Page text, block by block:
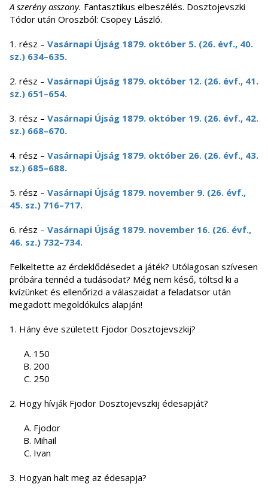
A szerény asszony. Fantasztikus elbeszélés. Dosztojevszki
Tódor után Oroszból: Csopey László.
1. rész – Vasárnapi Újság 1879. október 5. (26. évf., 40.
sz.) 634–635.
2. rész – Vasárnapi Újság 1879. október 12. (26. évf., 41.
sz.) 651–654.
3. rész – Vasárnapi Újság 1879. október 19. (26. évf., 42.
sz.) 668–670.
4. rész – Vasárnapi Újság 1879. október 26. (26. évf., 43.
sz.) 685–688.
5. rész – Vasárnapi Újság 1879. november 9. (26. évf.,
45. sz.) 716–717.
6. rész – Vasárnapi Újság 1879. november 16. (26. évf.,
46. sz.) 732–734.
Felkeltette az érdeklődésedet a játék? Utólagosan szívesen
próbára tennéd a tudásodat? Még nem késő, töltsd ki a
kvízünket és ellenőrizd a válaszaidat a feladatsor után
megadott megoldókulcs alapján!
1. Hány éve született Fjodor Dosztojevszkij?
150
200
250
2. Hogy hívják Fjodor Dosztojevszkij édesapját?
Fjodor
Mihail
Ivan
3. Hogyan halt meg az édesapja?